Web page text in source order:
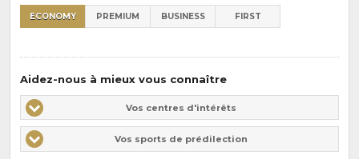
ECONOMY PREMIUM BUSINESS FIRST
Aidez-nous à mieux vous connaître
Vos
centres
d'intérêts
Vos centres d'intérêts
Vos
sports
Vos sports de prédilection